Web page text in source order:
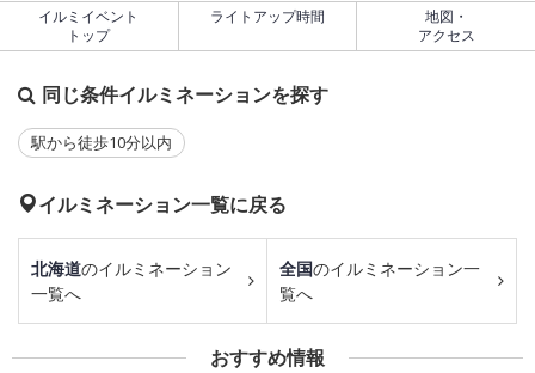
イルミイベント
トップ
ライトアップ時間
地図・
アクセス
同じ条件イルミネーションを探す
駅から徒歩10分以内
イルミネーション一覧に戻る
北海道のイルミネーション
一覧へ
全国のイルミネーション一
覧へ
おすすめ情報